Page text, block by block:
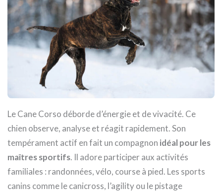
Le Cane Corso déborde d’énergie et de vivacité. Ce
chien observe, analyse et réagit rapidement. Son
tempérament actif en fait un compagnon idéal pour les
maîtres sportifs. Il adore participer aux activités
familiales : randonnées, vélo, course à pied. Les sports
canins comme le canicross, l’agility ou le pistage